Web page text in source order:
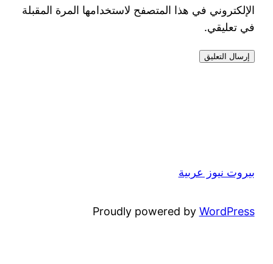
الإلكتروني في هذا المتصفح لاستخدامها المرة المقبلة
في تعليقي.
بيروت نيوز عربية
Proudly powered by WordPress